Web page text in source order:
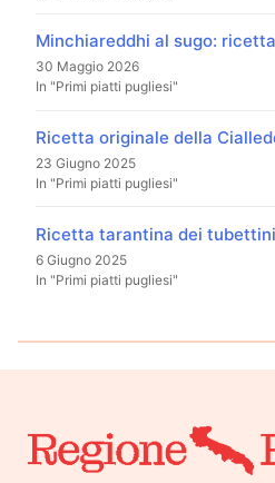
Minchiareddhi al sugo:
30 Maggio 2026
In "Primi piatti pugliesi"
Ricetta originale della
23 Giugno 2025
In "Primi piatti pugliesi"
Ricetta tarantina dei
6 Giugno 2025
In "Primi piatti pugliesi"